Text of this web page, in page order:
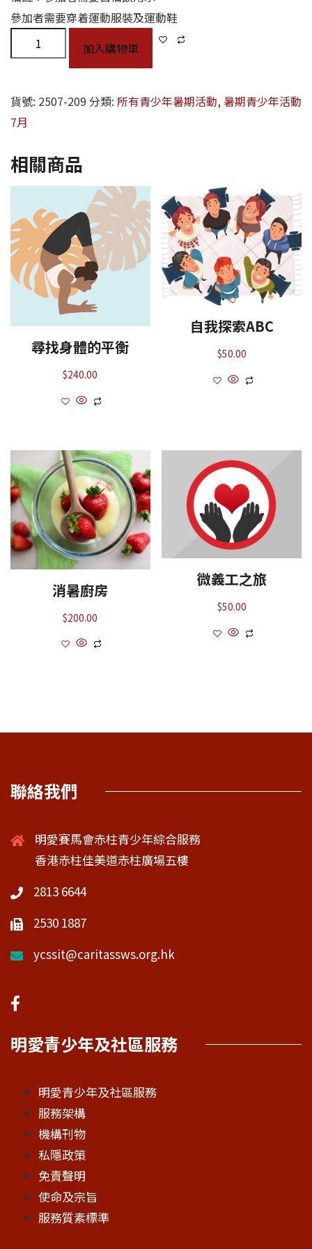
參加者需要穿着運動服裝及運動鞋
加入購物車
貨號: 2507-209分類: 所有青少年暑期活動, 暑期青少年活動
7月
相關商品
尋找身體的平衡
$240.00
自我探索ABC
$50.00
消暑廚房
$200.00
微義工之旅
$50.00
聯絡我們
明愛賽馬會赤柱青少年綜合服務
香港赤柱佳美道赤柱廣場五樓
2813 6644
2530 1887
ycssit@caritassws.org.hk
明愛青少年及社區服務
明愛青少年及社區服務
服務架構
機構刊物
私隱政策
免責聲明
使命及宗旨
服務質素標準